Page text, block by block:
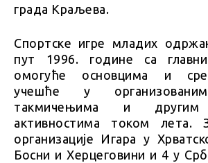
града Краљева.
Спортске игре младих
пут 1996. године са
омогуће основцима и
учешће у
такмичењима и другим
активностима током лета.
организације Игара у
Босни и Херцеговини и 4 у